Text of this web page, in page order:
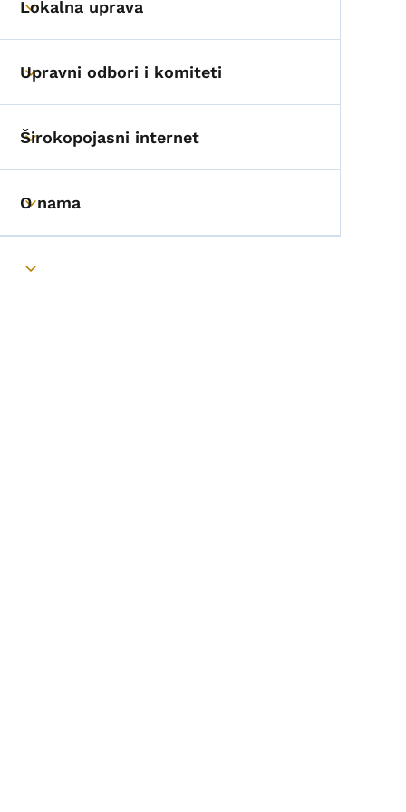
Toggle submenu
Lokalna uprava
Toggle submenu
Upravni odbori i komiteti
Toggle submenu
Širokopojasni internet
Toggle submenu
O nama
Toggle submenu